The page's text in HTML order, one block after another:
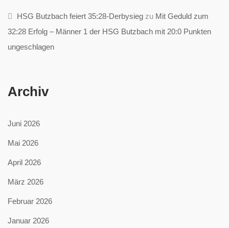
HSG Butzbach feiert 35:28-Derbysieg zu Mit Geduld zum
32:28 Erfolg – Männer 1 der HSG Butzbach mit 20:0 Punkten
ungeschlagen
Archiv
Juni 2026
Mai 2026
April 2026
März 2026
Februar 2026
Januar 2026